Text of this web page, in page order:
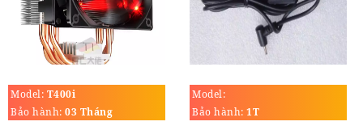
Model: T400i
Bảo hành: 03 Tháng
Model:
Bảo hành: 1T